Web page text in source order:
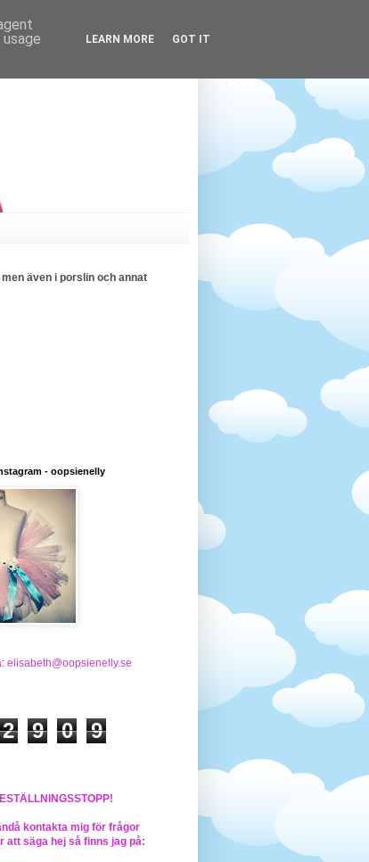
även i porslin och annat
- oopsienelly
elisabeth@oopsienelly.se
2 9 0 9
kontakta mig för frågor
att säga hej så finns jag på:
LEARN MORE GOT IT